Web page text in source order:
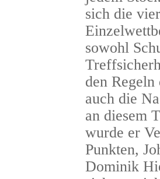
sich die
sowohl
den Regeln
auch die
an diesem
wurde er
Punkten,
Dominik